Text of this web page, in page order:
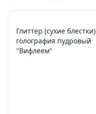
Глиттер (сухие блестки)
голография пудровый
"Вифлеем"